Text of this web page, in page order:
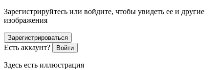
Зарегистрируйтесь или войдите, чтобы увидеть ее и другие
изображения
Зарегистрироваться
Есть аккаунт? Войти
Здесь есть иллюстрация